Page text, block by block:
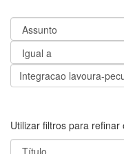
Utilizar filtros para